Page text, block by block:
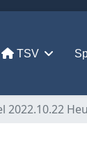
TSV
2022.10.22